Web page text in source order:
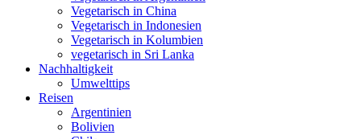
Vegetarisch in China
Vegetarisch in Indonesien
Vegetarisch in Kolumbien
vegetarisch in Sri Lanka
Nachhaltigkeit
Umwelttips
Reisen
Argentinien
Bolivien